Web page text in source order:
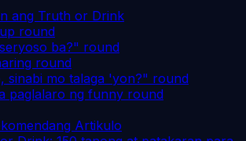
ang Truth or Drink
round
ba?" round
round
sinabi mo talaga 'yon?" round
paglalaro ng funny round
Artikulo